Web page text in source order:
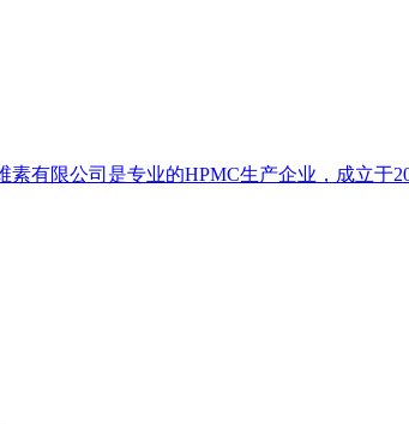
素有限公司是专业的HPMC生产企业，成立于